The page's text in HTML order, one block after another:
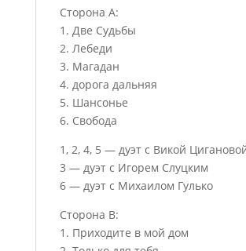
Сторона A:
1. Две Судьбы
2. ⁠Лебеди
3. ⁠Магадан
4. ⁠дорога дальняя
5. ⁠Шансонье
6. ⁠Свобода
1, 2, 4, 5 — дуэт с Викой
3 — дуэт с Игорем Слуцким
6 — дуэт с Михаилом Гулько
Сторона B:
1. Приходите в мой дом